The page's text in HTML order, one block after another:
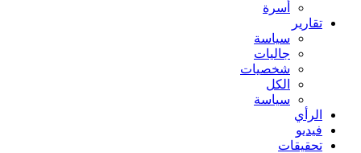
أسرة
تقارير
سياسة
جاليات
شخصيات
الكل
سياسة
الرأي
فيديو
تحقيقات